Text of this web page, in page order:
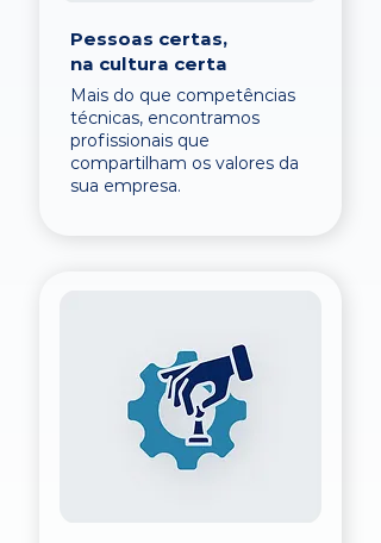
Pessoas certas,
na cultura certa
Mais do que competências
técnicas, encontramos
profissionais que
compartilham os valores da
sua empresa.